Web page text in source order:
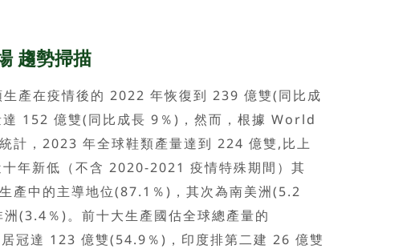
趨勢掃描
在疫情後的 2022 年恢復到 239 億雙(同比成
152 億雙(同比成長 9％)，然而，根據 World
，2023 年全球鞋類產量達到 224 億雙,比上
年新低（不含 2020-2021 疫情特殊期間）其
產中的主導地位(87.1％)，其次為南美洲(5.2
洲(3.4％)。前十大生產國估全球總產量的
冠達 123 億雙(54.9％)，印度排第二建 26 億雙